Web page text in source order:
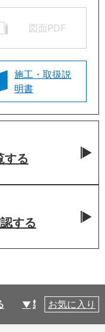
図面PDF
施工・取扱説
明書
する
する
製品仕様
お気に入り